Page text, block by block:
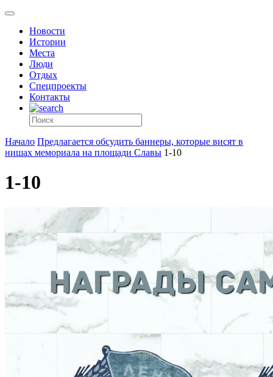
Новости
Истории
Места
Люди
Отдых
Спецпроекты
Контакты
Начало Предлагается обсудить баннеры, которые висят в
нишах мемориала на площади Славы 1-10
1-10